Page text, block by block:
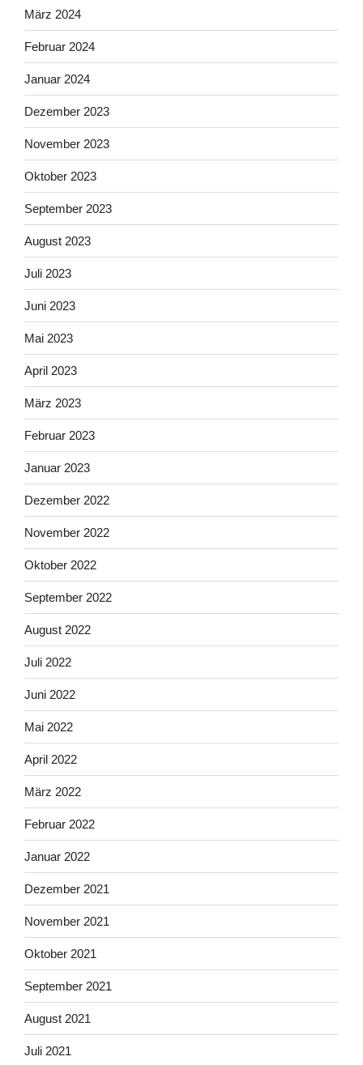
März 2024
Februar 2024
Januar 2024
Dezember 2023
November 2023
Oktober 2023
September 2023
August 2023
Juli 2023
Juni 2023
Mai 2023
April 2023
März 2023
Februar 2023
Januar 2023
Dezember 2022
November 2022
Oktober 2022
September 2022
August 2022
Juli 2022
Juni 2022
Mai 2022
April 2022
März 2022
Februar 2022
Januar 2022
Dezember 2021
November 2021
Oktober 2021
September 2021
August 2021
Juli 2021